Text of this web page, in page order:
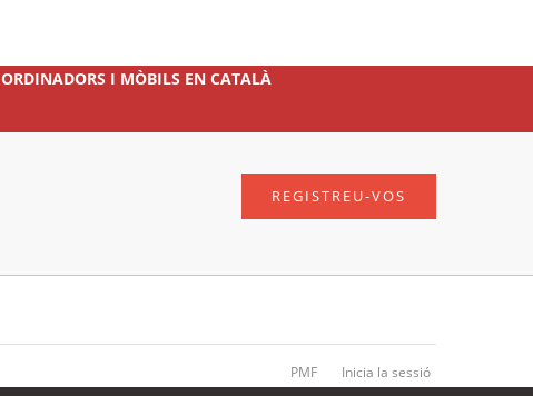
ORDINADORS I MÒBILS EN CATALÀ
REGISTREU-VOS
PMF Inicia la sessió